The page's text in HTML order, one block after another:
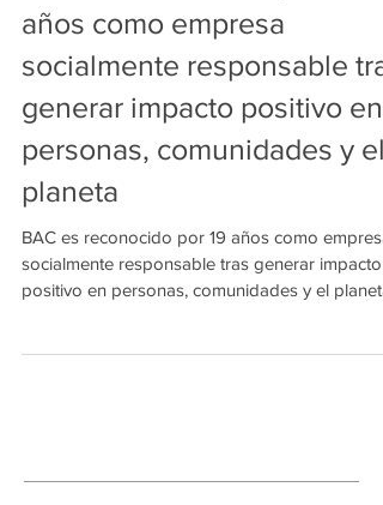
BAC es reconocido por 19
años como empresa
socialmente responsable
generar impacto positivo en
personas, comunidades y el
planeta
BAC es reconocido por 19 años como empresa
positivo en personas, comunidades y el planeta